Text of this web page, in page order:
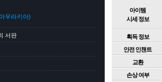
우라키아)
서판
아이템
시세 정보
획득 정보
안전 인챈트
교환
손상 여부